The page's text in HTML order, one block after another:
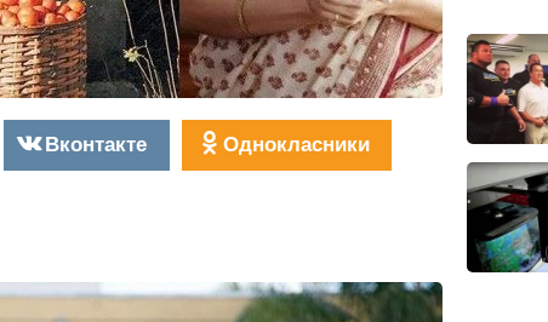
Вконтакте Однокласники